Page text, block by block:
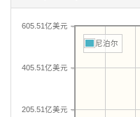
205.51亿美元
405.51亿美元
605.51亿美元
尼泊尔